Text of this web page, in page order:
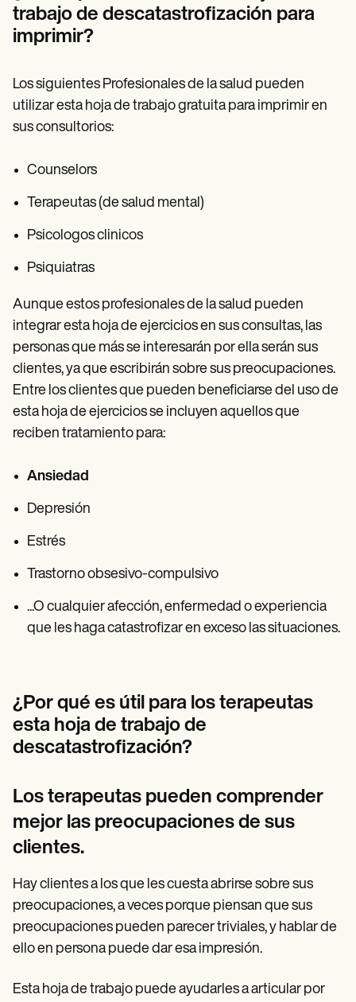
trabajo de descatastrofización para
imprimir?
Los siguientes Profesionales de la salud pueden
utilizar esta hoja de trabajo gratuita para imprimir en
sus consultorios:
Counselors
Terapeutas (de salud mental)
Psicologos clinicos
Psiquiatras
Aunque estos profesionales de la salud pueden
integrar esta hoja de ejercicios en sus consultas, las
personas que más se interesarán por ella serán sus
clientes, ya que escribirán sobre sus preocupaciones.
Entre los clientes que pueden beneficiarse del uso de
esta hoja de ejercicios se incluyen aquellos que
reciben tratamiento para:
Ansiedad
Depresión
Estrés
Trastorno obsesivo-compulsivo
...O cualquier afección, enfermedad o experiencia
que les haga catastrofizar en exceso las situaciones.
¿Por qué es útil para los terapeutas
esta hoja de trabajo de
descatastrofización?
Los terapeutas pueden comprender
mejor las preocupaciones de sus
clientes.
Hay clientes a los que les cuesta abrirse sobre sus
preocupaciones, a veces porque piensan que sus
preocupaciones pueden parecer triviales, y hablar de
ello en persona puede dar esa impresión.
Esta hoja de trabajo puede ayudarles a articular por